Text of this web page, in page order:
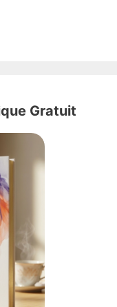
Gratuit